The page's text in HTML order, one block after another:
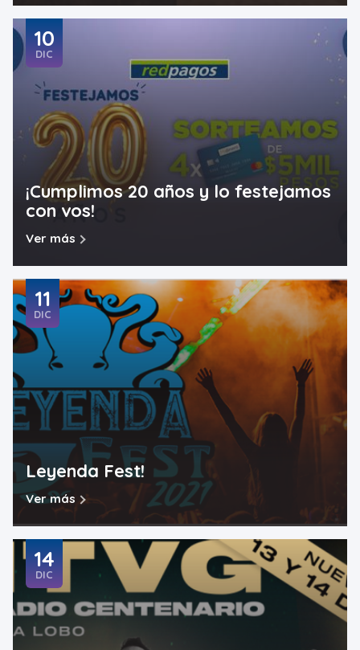
¡Cumplimos 20 años y lo festejamos
con vos!
Ver más
10
DIC
Leyenda Fest!
Ver más
11
DIC
14
DIC